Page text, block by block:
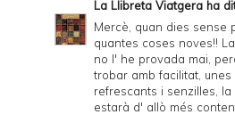
La Llibreta Viatgera ha
Mercè, quan dies sense
quantes coses noves!!
no l' he provada mai,
trobar amb facilitat,
refrescants i senzilles, la
estarà d' allò més